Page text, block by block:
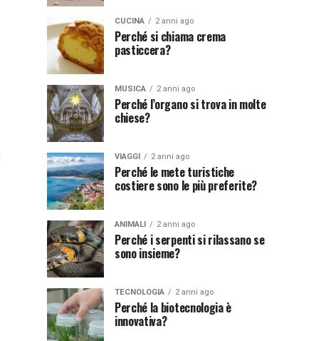
CUCINA 2 anni ago
Perché si chiama crema
pasticcera?
MUSICA 2 anni ago
Perché l’organo si trova in molte
chiese?
VIAGGI 2 anni ago
Perché le mete turistiche
costiere sono le più preferite?
ANIMALI 2 anni ago
Perché i serpenti si rilassano se
sono insieme?
TECNOLOGIA 2 anni ago
Perché la biotecnologia è
innovativa?